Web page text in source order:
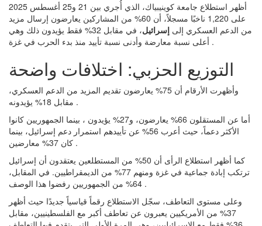
أظهر استطلاع جامعة كوينيبياك، الذي أُجري بين 21 و25 أغسطس 2025
على 1,220 ناخبًا مسجلاً، أن 60% من المشاركين يعارضون إرسال مزيد
من الدعم العسكري إلى إسرائيل
، في مقابل 32% فقط يؤيدون ذلك وهي
أعلى نسبة معارضة وأدنى نسبة تأييد منذ بدء الحرب في غزة .
التوزيع الحزبي: اختلافات واضحة
وأظهرت الأرقام أن 75% يعارضون تقديم المزيد من الدعم العسكري،
مقابل 18% يؤيدونه .
أما عن المستقلون 66% يعارضون، و27% يؤيدون ، بينما الجمهوريين كانوا
الأكثر دعماً، حيث أعرب 56% عن تأييدهم استمرار دعم إسرائيل، بينما
كان 37% معارضين .
كما أظهر استطلاع الرأى أن 50% من المستطلعين يعتقدون أن إسرائيل
ترتكب إبادة جماعية في غزة ومنهم 77% من الديمقراطيين. في المقابل،
64% من الجمهوريين رفضوا هذا الوصف .
وعلى مستوى التعاطف، سجّل الاستطلاع رقماً قياسياً جديدًا حيث أظهر
37% من الأمريكيين يعبرون عن تعاطف أكبر مع الفلسطينيين، مقابل